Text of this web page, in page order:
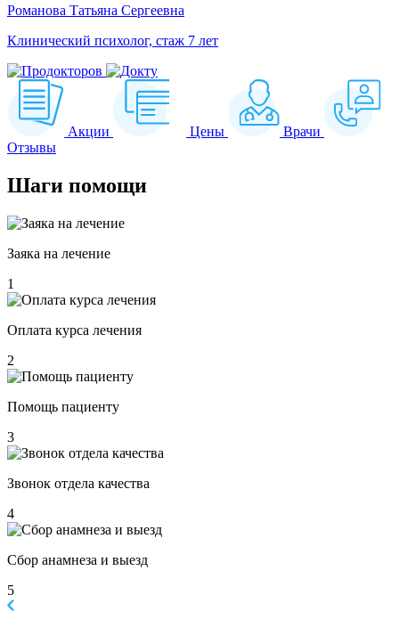
Романова Татьяна Сергеевна
Клинический психолог, стаж 7 лет
Акции Цены
Врачи
Отзывы
Шаги помощи
Заяка на лечение
1
Оплата курса лечения
2
Помощь пациенту
3
Звонок отдела качества
4
Сбор анамнеза и выезд
5